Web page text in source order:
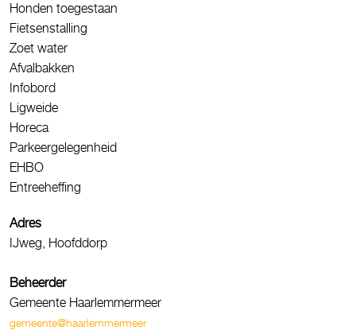
Honden toegestaan
Fietsenstalling
Zoet water
Afvalbakken
Infobord
Ligweide
Horeca
Parkeergelegenheid
EHBO
Entreeheffing
Adres
IJweg, Hoofddorp
Beheerder
Gemeente Haarlemmermeer
gemeente@haarlemmermeer